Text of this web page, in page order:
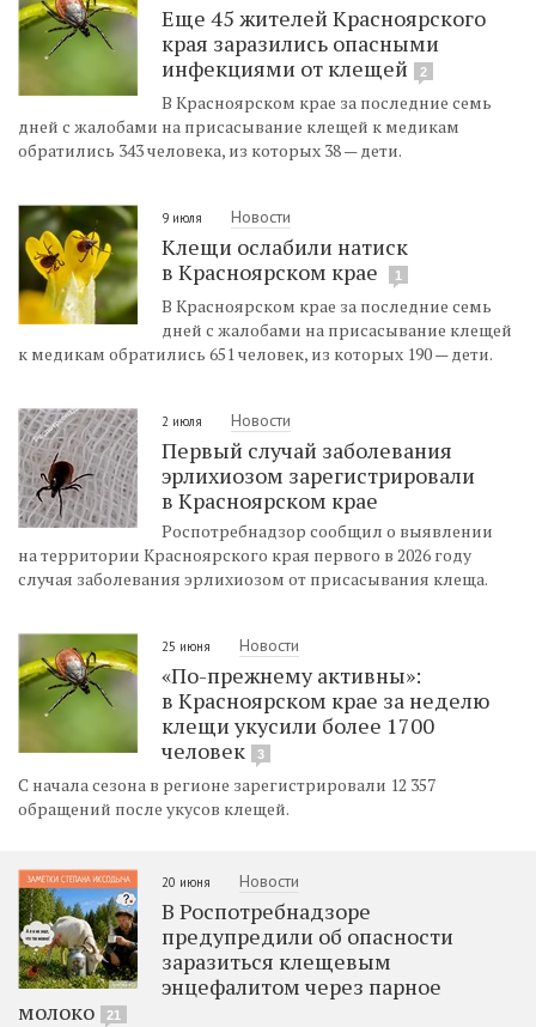
Еще 45 жителей Красноярского
края заразились опасными
инфекциями от клещей
2
В Красноярском крае за последние семь
дней с жалобами на присасывание клещей к медикам
обратились 343 человека, из которых 38 — дети.
9 июля Новости
Клещи ослабили натиск
в Красноярском крае
1
В Красноярском крае за последние семь
дней с жалобами на присасывание клещей
к медикам обратились 651 человек, из которых 190 — дети.
2 июля Новости
Первый случай заболевания
эрлихиозом зарегистрировали
в Красноярском крае
Роспотребнадзор сообщил о выявлении
на территории Красноярского края первого в 2026 году
случая заболевания эрлихиозом от присасывания клеща.
25 июня Новости
«По-прежнему активны»:
в Красноярском крае за неделю
клещи укусили более 1700
человек
3
С начала сезона в регионе зарегистрировали 12 357
обращений после укусов клещей.
20 июня Новости
В Роспотребнадзоре
предупредили об опасности
заразиться клещевым
энцефалитом через парное
молоко
21